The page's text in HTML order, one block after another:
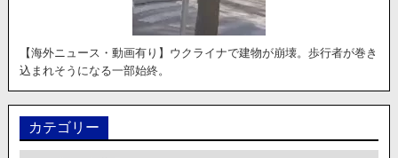
【海外ニュース・動画有り】ウクライナで建物が崩壊。歩行者が巻き
込まれそうになる一部始終。
カテゴリー